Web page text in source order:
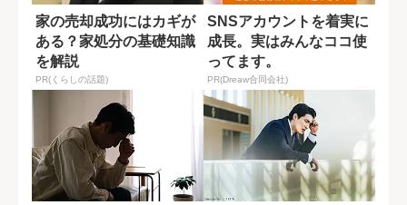
家の売却成功にはカギが
ある？家処分の基礎知識
を解説
PR(くらしの話題)
SNSアカウントを着実に
成長。実はみんなココ使
ってます。
PR(Dreaw合同会社)